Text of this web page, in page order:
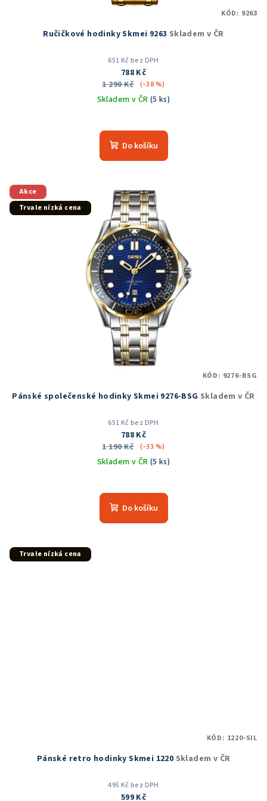
Ručičkové hodinky Skmei 9263 Skladem v ČR
651 Kč bez DPH
788 Kč
1 290 Kč
(–38 %)
Skladem v ČR (5 ks)
hodnocení
produktu
5
hvězdiček.
Do košíku
KÓD: 9263
Akce
Trvale nízká cena
Pánské společenské hodinky Skmei 9276-BSG Skladem v ČR
651 Kč bez DPH
788 Kč
1 190 Kč
(–33 %)
Skladem v ČR (5 ks)
hodnocení
produktu
Do košíku
KÓD: 9276-BSG
Trvale nízká cena
Pánské retro hodinky Skmei 1220 Skladem v ČR
495 Kč bez DPH
599 Kč
KÓD: 1220-SIL